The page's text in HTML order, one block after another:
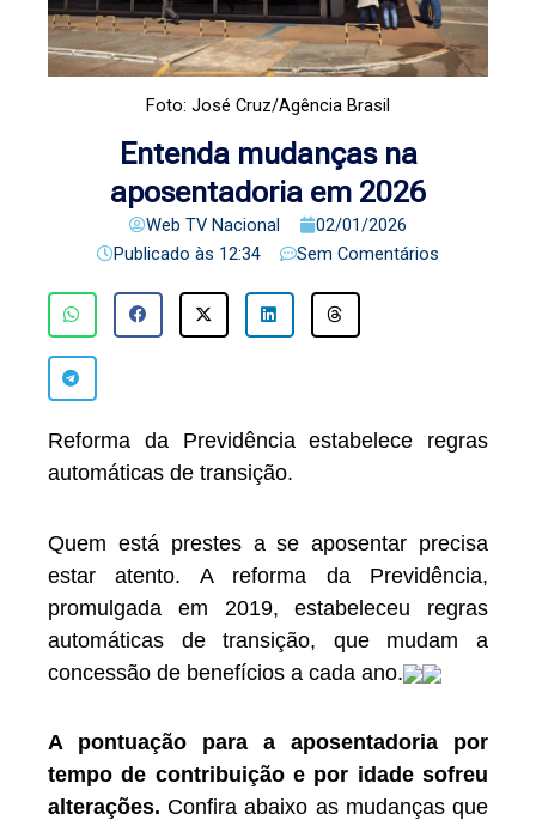
Foto: José Cruz/Agência Brasil
Entenda mudanças na
aposentadoria em 2026
Web TV Nacional
02/01/2026
Publicado às 12:34 Sem Comentários
Reforma da Previdência estabelece regras
automáticas de transição.
Quem está prestes a se aposentar precisa
estar atento. A reforma da Previdência,
promulgada em 2019, estabeleceu regras
automáticas de transição, que mudam a
concessão de benefícios a cada ano.
A pontuação para a aposentadoria por
tempo de contribuição e por idade sofreu
alterações. Confira abaixo as mudanças que